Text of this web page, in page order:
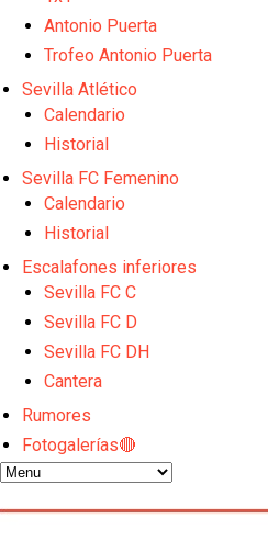
Oso es el siguiente en la
Banquillos confirmados:
Previa | El Sevilla FC cierra
Antonio Puerta
Trofeo Antonio Puerta
Sevilla Atlético
Calendario
Historial
Sevilla FC Femenino
Calendario
Historial
Escalafones inferiores
Sevilla FC C
Sevilla FC D
Sevilla FC DH
Cantera
Rumores
Fotogalerías🔴